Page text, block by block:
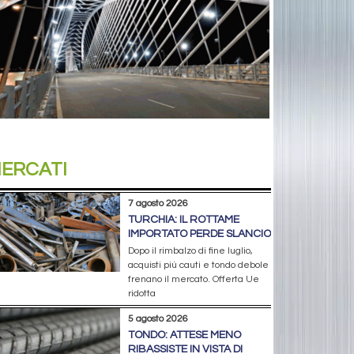
7 agosto 2026
TURCHIA: IL ROTTAME
IMPORTATO PERDE SLANCIO
Dopo il rimbalzo di fine luglio,
acquisti più cauti e tondo debole
frenano il mercato. Offerta Ue
ridotta
5 agosto 2026
TONDO: ATTESE MENO
RIBASSISTE IN VISTA DI